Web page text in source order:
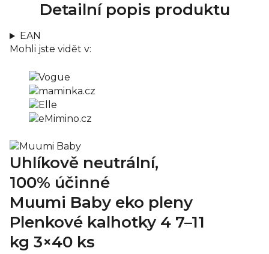
Detailní popis produktu
EAN
Mohli jste vidět v:
Uhlíkově neutrální,
100% účinné
Muumi Baby eko pleny
Plenkové kalhotky 4 7–11
kg 3×40 ks